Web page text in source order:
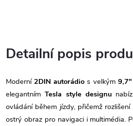
Detailní popis
Moderní 2DIN autorádio s velkým
elegantnímTesla style designu
ovládání během jízdy, přičemž rozlišení
ostrý obraz pro navigaci i multimédia.